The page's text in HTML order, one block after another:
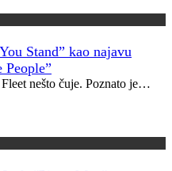
Stand” kao najavu
People”
nešto čuje. Poznato je…